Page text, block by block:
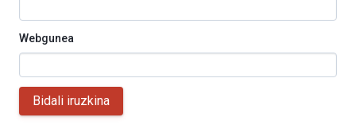
Webgunea
Bidali iruzkina